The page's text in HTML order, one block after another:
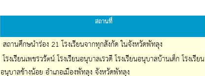
สถานที่
สถานศึกษนำร่อง 21 โรงเรียนจากทุกสังกัด ในจังหวัดพัทลุง
โรงเรียนเพชรวรัตน์ โรงเรียนอนุบาลเรวดี โรงเรียนอนุบาลบ้านเด็ก โรงเรียน
อนุบาลช้างน้อย อำเภอเมืองพัทลุง จังหวัดพัทลุง